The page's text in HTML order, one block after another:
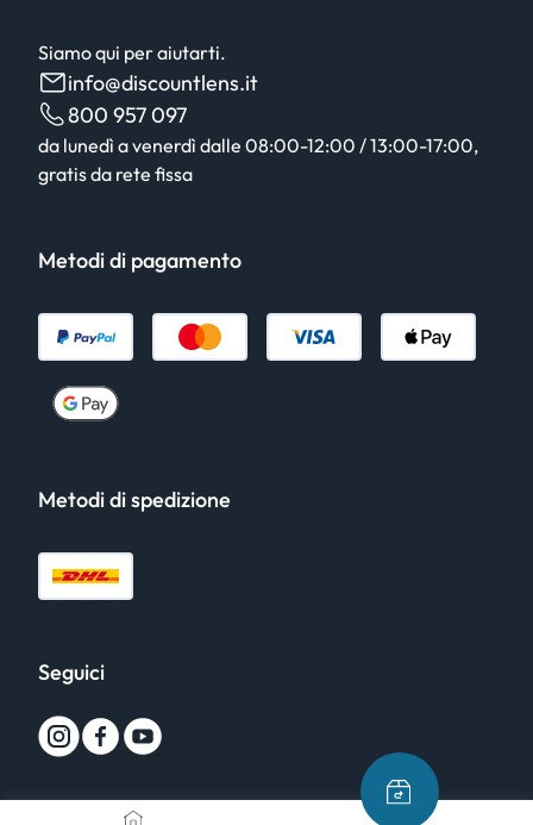
Siamo qui per aiutarti.
info@discountlens.it
800 957 097
da lunedì a venerdì dalle 08:00-12:00 / 13:00-17:00,
gratis da rete fissa
Metodi di pagamento
Metodi di spedizione
Seguici